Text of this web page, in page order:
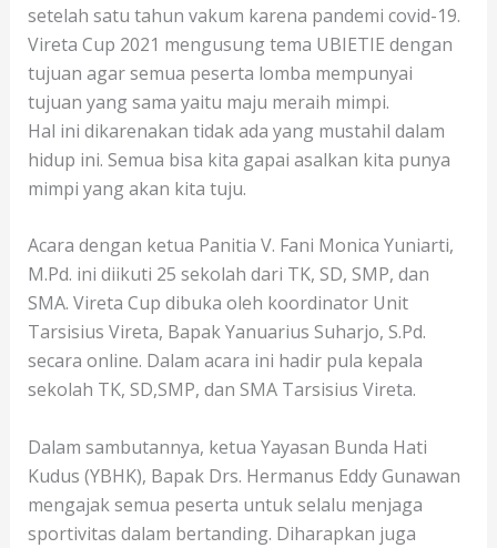
setelah satu tahun vakum karena pandemi covid-19.
Vireta Cup 2021 mengusung tema UBIETIE dengan
tujuan agar semua peserta lomba mempunyai
tujuan yang sama yaitu maju meraih mimpi.
Hal ini dikarenakan tidak ada yang mustahil dalam
hidup ini. Semua bisa kita gapai asalkan kita punya
mimpi yang akan kita tuju.
Acara dengan ketua Panitia V. Fani Monica Yuniarti,
M.Pd. ini diikuti 25 sekolah dari TK, SD, SMP, dan
SMA. Vireta Cup dibuka oleh koordinator Unit
Tarsisius Vireta, Bapak Yanuarius Suharjo, S.Pd.
secara online. Dalam acara ini hadir pula kepala
sekolah TK, SD,SMP, dan SMA Tarsisius Vireta.
Dalam sambutannya, ketua Yayasan Bunda Hati
Kudus (YBHK), Bapak Drs. Hermanus Eddy Gunawan
mengajak semua peserta untuk selalu menjaga
sportivitas dalam bertanding. Diharapkan juga